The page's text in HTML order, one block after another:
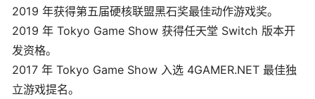
2019 年获得第五届硬核联盟黑石奖最佳动作游戏奖。
2019 年 Tokyo Game Show 获得任天堂 Switch 版本开
发资格。
2017 年 Tokyo Game Show 入选 4GAMER.NET 最佳独
立游戏提名。